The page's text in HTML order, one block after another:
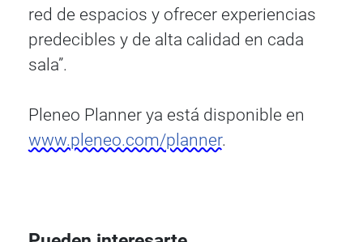
red de espacios y ofrecer experiencias
predecibles y de alta calidad en cada
sala”.
Pleneo Planner ya está disponible en
www.pleneo.com/planner.